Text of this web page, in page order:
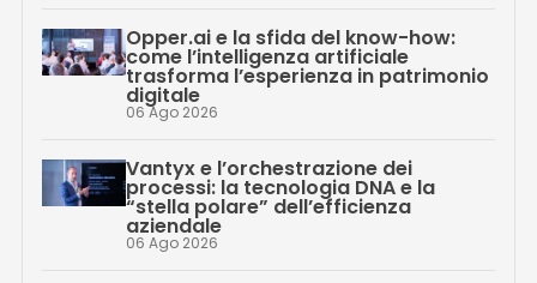
Opper.ai e la sfida del know-how:
come l’intelligenza artificiale
trasforma l’esperienza in patrimonio
digitale
06 Ago 2026
Vantyx e l’orchestrazione dei
processi: la tecnologia DNA e la
“stella polare” dell’efficienza
aziendale
06 Ago 2026